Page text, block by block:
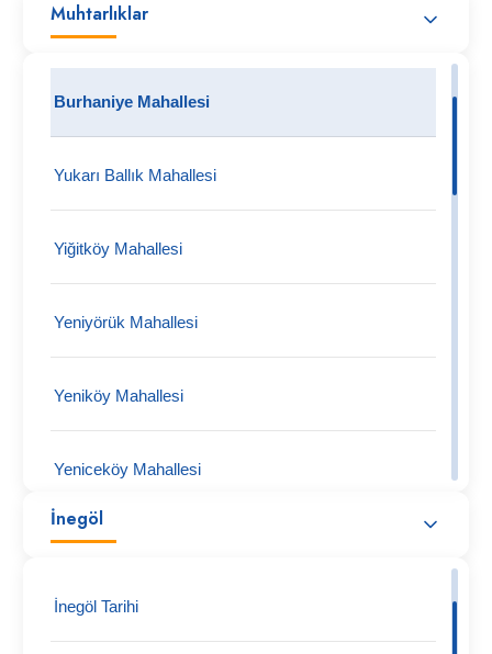
Muhtarlıklar
Burhaniye Mahallesi
Yukarı Ballık Mahallesi
Yiğitköy Mahallesi
Yeniyörük Mahallesi
Yeniköy Mahallesi
Yeniceköy Mahallesi
Tüfekçikonak Mahallesi
Turgutalp Köy Mahallesi
İnegöl
İnegöl Tarihi